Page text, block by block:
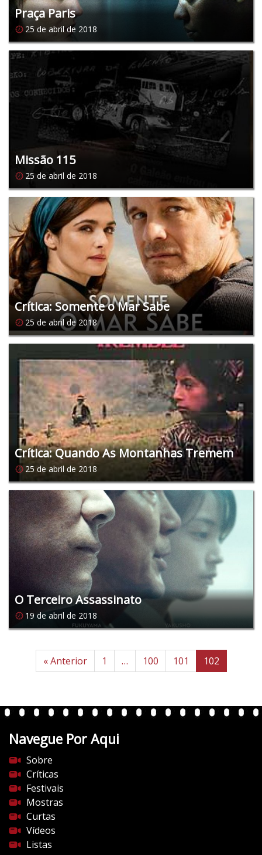
Praça Paris
25 de abril de 2018
Missão 115
25 de abril de 2018
Crítica: Somente o Mar Sabe
25 de abril de 2018
Crítica: Quando As Montanhas Tremem
25 de abril de 2018
O Terceiro Assassinato
19 de abril de 2018
« Anterior 1 … 100 101 102
Navegue Por Aqui
Sobre
Críticas
Festivais
Mostras
Curtas
Vídeos
Listas